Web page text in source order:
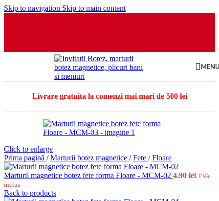
Skip to navigation Skip to main content
Livrare gratuita la comenzi mai mari de 500 lei
Click to enlarge
Prima pagină / Marturii botez magnetice / Fete / Floare
Marturii magnetice botez fete forma Floare - MCM-02 4.90 lei TVA
inclus
Back to products